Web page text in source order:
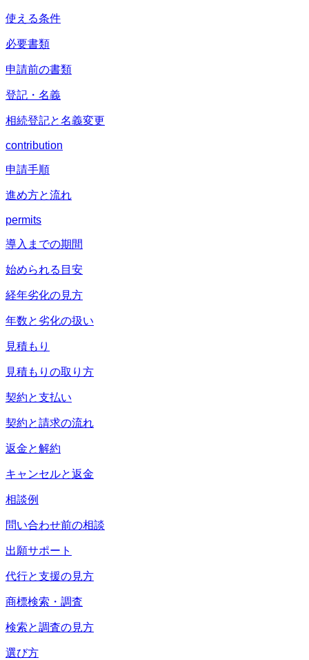
使える条件
必要書類
申請前の書類
登記・名義
相続登記と名義変更
contribution
申請手順
進め方と流れ
permits
導入までの期間
始められる目安
経年劣化の見方
年数と劣化の扱い
見積もり
見積もりの取り方
契約と支払い
契約と請求の流れ
返金と解約
キャンセルと返金
相談例
問い合わせ前の相談
出願サポート
代行と支援の見方
商標検索・調査
検索と調査の見方
選び方